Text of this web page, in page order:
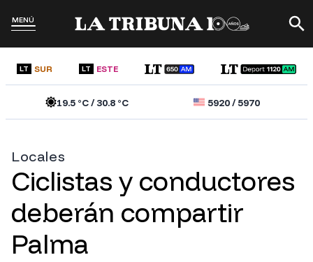
MENÚ
LT SUR LT ESTE
19.5°C /30.8°C 5920/5970
Locales
Ciclistas y conductores
deberán compartir
Palma